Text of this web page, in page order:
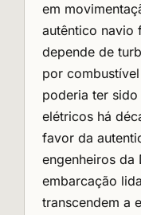
em
autêntico navio
depende de
por
poderia ter
elétricos há
favor da
engenheiros da
embarcação
transcendem a